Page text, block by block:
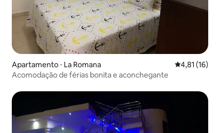
Apartamento ⋅ La Romana 4,81 de uma
4,81 (16)
Acomodação de férias bonita e aconchegante